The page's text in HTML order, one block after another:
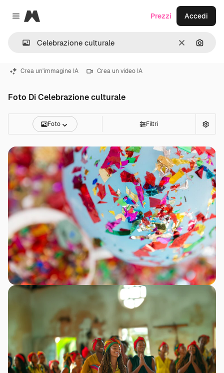
Close menu
Magnific
CancellaCerca
Prezzi Accedi
Crea un'immagine IA Crea un video IA
Foto Di Celebrazione culturale
Foto Filtri